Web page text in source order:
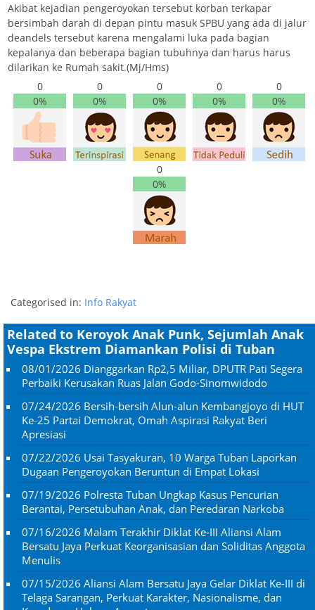
Akibat kejadian pengeroyokan tersebut korban terkapar
bersimbah darah di depan pintu masuk SPBU yang ada di jalur
deandels tersebut karena mengalami luka pada bagian
kepalanya dan beberapa bagian tubuhnya dan harus harus
dilarikan ke Rumah sakit.(Mj/Hms)
0
0%
0
0%
0
0%
0
0%
0
0%
0
0%
Categorised in: Info Rakyat
Related to Keroyok Anak Punk, Sejumlah Anak
Vespa Ekstrem Diamankan Polisi di Tuban
08/01/2026 Dianggarkan Rp2,5 Miliar, DPUTR Pati Segera
Perbaiki Kerusakan Ruas Jalan Godo-Sinomwidodo
07/24/2026 Bersih-bersih Alun-alun Kembangjoyo di HUT
Ke-25 Partai Demokrat, Omah Aspirasi Rakyat Beri
Apresiasi
07/22/2026 Usai Tasyakuran, 10 Warga Tuban Laporkan
Dugaan Pengeroyokan Beruntun di Empat Lokasi
07/19/2026 Polresta Tuban Ungkap Kasus Pencurian
Berantai, Persetubuhan Anak, dan Peredaran Narkoba
07/16/2026 Malam Terakhir Diklat Ke-III Aliansi Alam
Bersatu Jaya Perkuat Keorganisasian dan Soliditas Anggota
Menulis
07/15/2026 Aliansi Alam Bersatu Jaya Gelar Diklat Ke-III di
Telaga Sarangan, Perkuat Karakter, Nasionalisme, dan